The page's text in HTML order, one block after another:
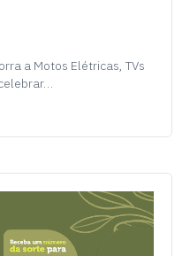
a Motos Elétricas, TVs